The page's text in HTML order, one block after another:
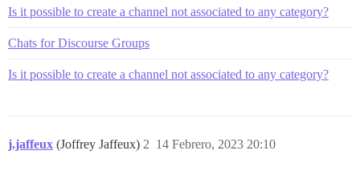
Is it possible to create a channel not associated to any category?
Chats for Discourse Groups
Is it possible to create a channel not associated to any category?
j.jaffeux (Joffrey Jaffeux) 14 Febrero, 2023 20:10
2